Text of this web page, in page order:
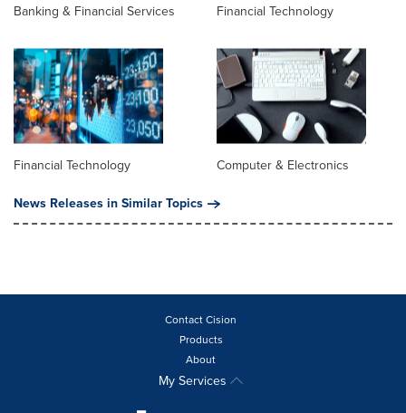
Banking & Financial Services Financial Technology
Financial Technology
Computer & Electronics
News Releases in Similar Topics
Contact Cision
Products
About
My Services